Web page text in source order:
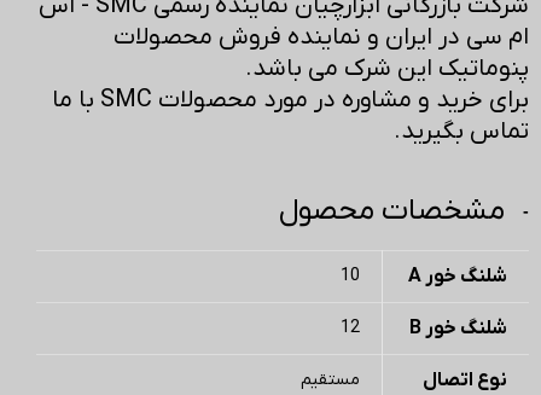
شرکت بازرگانی ابزارچیان نماینده رسمی SMC - اس
ام سی در ایران و نماینده فروش محصولات
پنوماتیک این شرک می باشد.
برای خرید و مشاوره در مورد محصولات SMC با ما
تماس بگیرید.
مشخصات محصول
شلنگ خور A 10
شلنگ خور B 12
نوع اتصال مستقیم